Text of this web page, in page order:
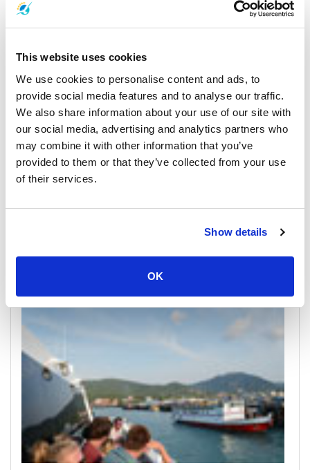
This website uses cookies
We use cookies to personalise content and ads, to
provide social media features and to analyse our traffic.
We also share information about your use of our site with
our social media, advertising and analytics partners who
may combine it with other information that you’ve
provided to them or that they’ve collected from your use
of their services.
Show details
OK
Koh Samui
All Prices & Schedules